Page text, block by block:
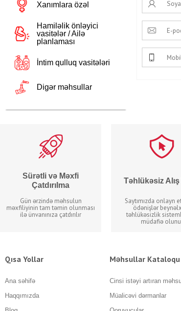
Xanımlara özəl
Hamiləlik önləyici
vasitələr / Ailə
planlaması
İntim qulluq vasitələri
Digər məhsullar
Sürətli və Məxfi
Çatdırılma
Gün ərzində məhsulun
məxfiliyinin tam təmin olunması
ilə ünvanınıza çatdırılır
Təhlükəsiz
Saytımızda onlayn
ödənişlər
təhlükəsizlik
müdafiə
Qısa Yollar
Ana səhifə
Haqqımızda
Məhsullar Kataloqu
Cinsi istəyi artıran
Müalicəvi dərmanlar